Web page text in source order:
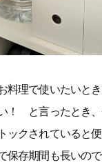
！ と言ったとき
ックされていると
保存期間も長いの